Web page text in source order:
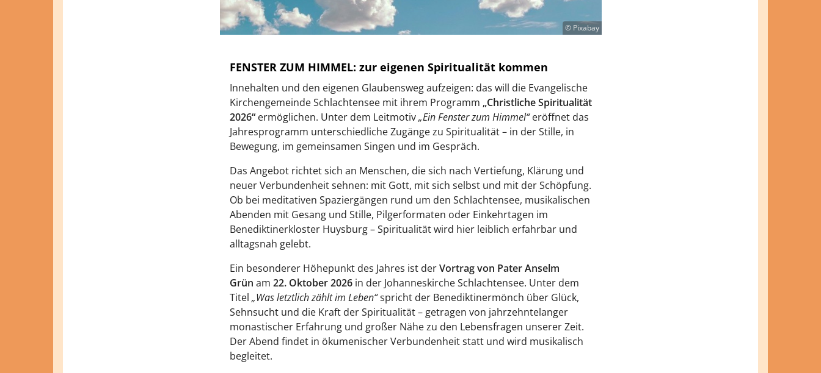
© Pixabay
FENSTER ZUM HIMMEL: zur eigenen Spiritualität kommen
Innehalten und den eigenen Glaubensweg aufzeigen: das will die Evangelische
Kirchengemeinde Schlachtensee mit ihrem Programm „Christliche Spiritualität
2026“ ermöglichen. Unter dem Leitmotiv „Ein Fenster zum Himmel“ eröffnet das
Jahresprogramm unterschiedliche Zugänge zu Spiritualität – in der Stille, in
Bewegung, im gemeinsamen Singen und im Gespräch.
Das Angebot richtet sich an Menschen, die sich nach Vertiefung, Klärung und
neuer Verbundenheit sehnen: mit Gott, mit sich selbst und mit der Schöpfung.
Ob bei meditativen Spaziergängen rund um den Schlachtensee, musikalischen
Abenden mit Gesang und Stille, Pilgerformaten oder Einkehrtagen im
Benediktinerkloster Huysburg – Spiritualität wird hier leiblich erfahrbar und
alltagsnah gelebt.
Ein besonderer Höhepunkt des Jahres ist der Vortrag von Pater Anselm
Grün am 22. Oktober 2026 in der Johanneskirche Schlachtensee. Unter dem
Titel „Was letztlich zählt im Leben“ spricht der Benediktinermönch über Glück,
Sehnsucht und die Kraft der Spiritualität – getragen von jahrzehntelanger
monastischer Erfahrung und großer Nähe zu den Lebensfragen unserer Zeit.
Der Abend findet in ökumenischer Verbundenheit statt und wird musikalisch
begleitet.